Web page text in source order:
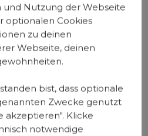
Netzwerk mit
mit denen du
austauschen
zu machen,
Aufgabe.
und Nutzung der Webseite
optionalen Cookies
zu deinen
Webseite, deinen
bist, dass optionale
Zwecke genutzt
akzeptieren". Klicke
notwendige